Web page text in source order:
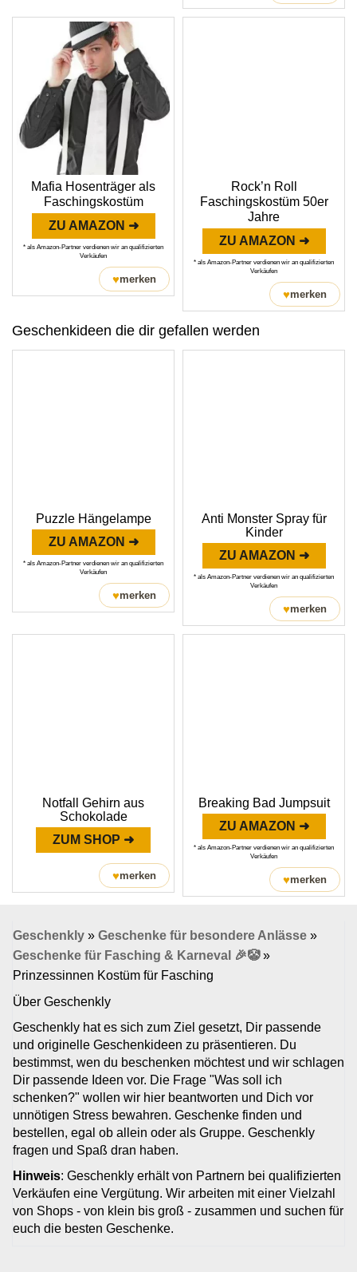
Mafia Hosenträger als
Faschingskostüm
ZU AMAZON ➜
* als Amazon-Partner verdienen wir an qualifizierten
Verkäufen
♥merken
Rock’n Roll
Faschingskostüm 50er
Jahre
ZU AMAZON ➜
* als Amazon-Partner verdienen wir an qualifizierten
Verkäufen
♥merken
Geschenkideen die dir gefallen werden
Puzzle Hängelampe
ZU AMAZON ➜
* als Amazon-Partner verdienen wir an qualifizierten
Verkäufen
♥merken
Anti Monster Spray für
Kinder
ZU AMAZON ➜
* als Amazon-Partner verdienen wir an qualifizierten
Verkäufen
♥merken
Notfall Gehirn aus
Schokolade
ZUM SHOP ➜
♥merken
Breaking Bad Jumpsuit
ZU AMAZON ➜
* als Amazon-Partner verdienen wir an qualifizierten
Verkäufen
♥merken
Geschenkly » Geschenke für besondere Anlässe »
Geschenke für Fasching & Karneval 🎉🤡»
Prinzessinnen Kostüm für Fasching
Über Geschenkly
Geschenkly hat es sich zum Ziel gesetzt, Dir passende
und originelle Geschenkideen zu präsentieren. Du
bestimmst, wen du beschenken möchtest und wir schlagen
Dir passende Ideen vor. Die Frage "Was soll ich
schenken?" wollen wir hier beantworten und Dich vor
unnötigen Stress bewahren. Geschenke finden und
bestellen, egal ob allein oder als Gruppe. Geschenkly
fragen und Spaß dran haben.
Hinweis: Geschenkly erhält von Partnern bei qualifizierten
Verkäufen eine Vergütung. Wir arbeiten mit einer Vielzahl
von Shops - von klein bis groß - zusammen und suchen für
euch die besten Geschenke.